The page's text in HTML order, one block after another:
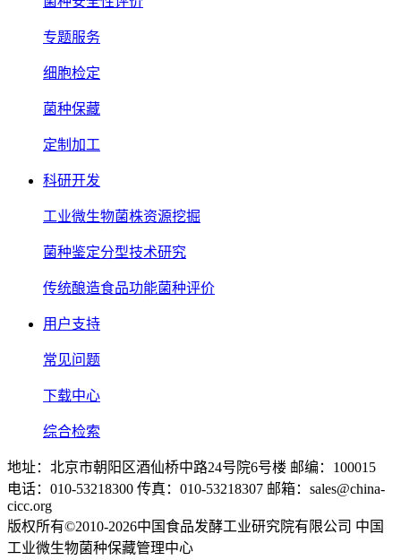
专题服务
细胞检定
菌种保藏
定制加工
科研开发
工业微生物菌株资源挖掘
菌种鉴定分型技术研究
传统酿造食品功能菌种评价
用户支持
常见问题
下载中心
综合检索
地址：北京市朝阳区酒仙桥中路24号院6号楼 邮编：100015
电话：010-53218300 传真：010-53218307 邮箱：sales@china-
cicc.org
版权所有©2010-2026中国食品发酵工业研究院有限公司 中国
工业微生物菌种保藏管理中心